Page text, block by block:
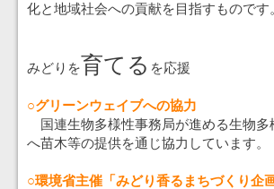
化と地域社会への貢献を目指すものです
みどりを育てる を応援
○グリーンウェイブへの協力
国連生物多様性事務局が進める生物
へ苗木等の提供を通じ協力しています。
○環境省主催「みどり香るまちづくり企